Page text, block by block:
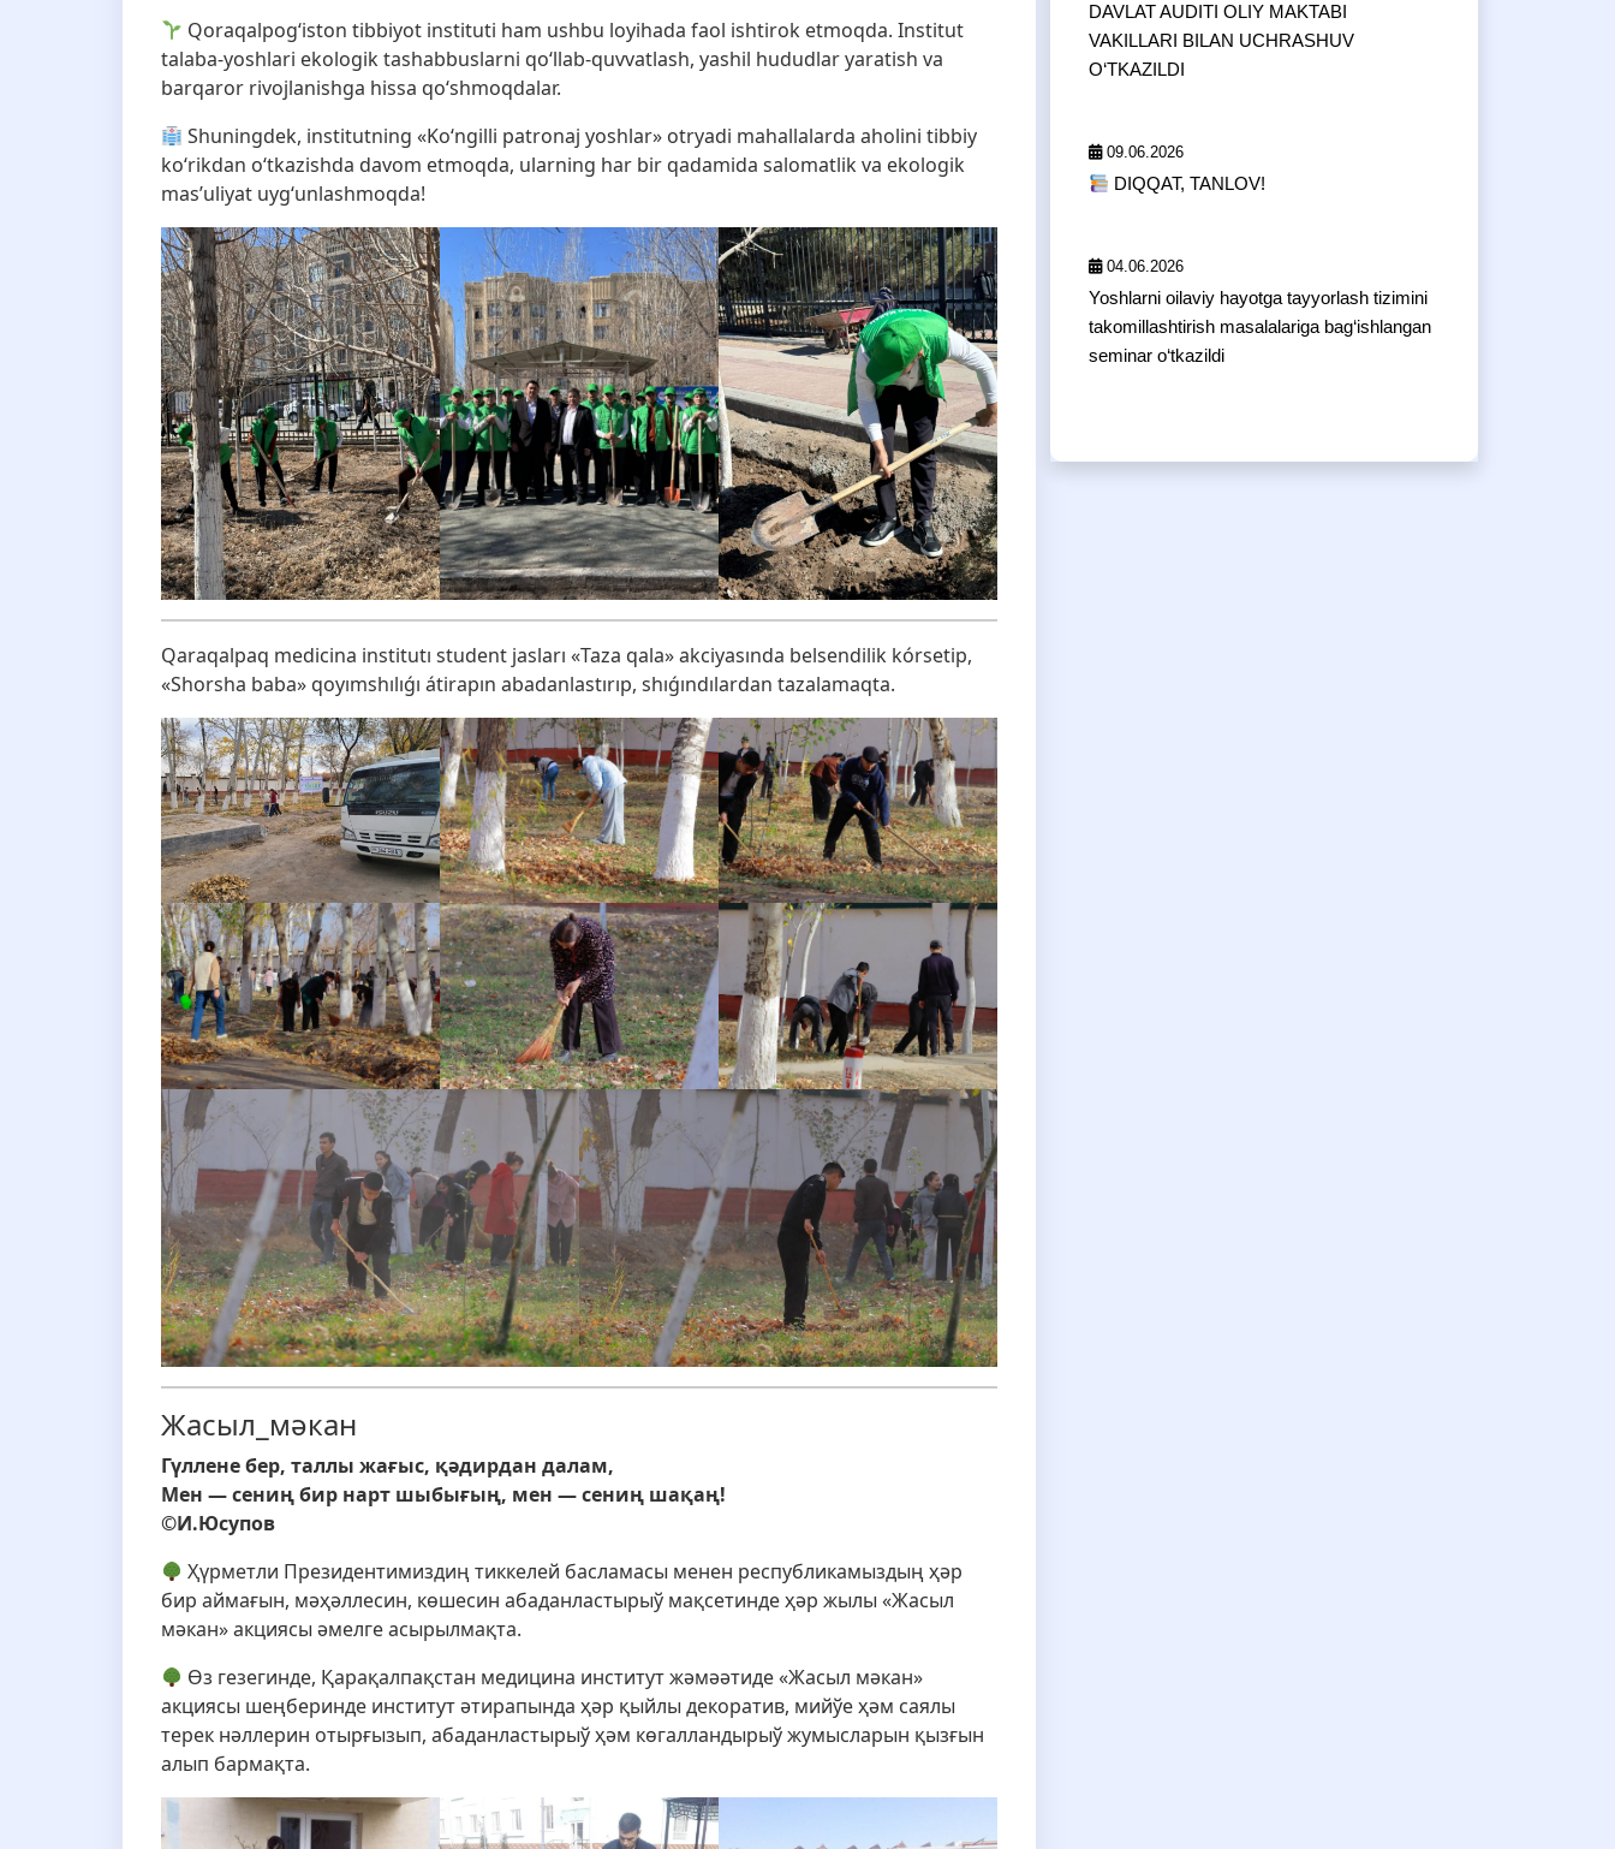
Qoraqalpog‘iston tibbiyot instituti ham ushbu loyihada faol ishtirok etmoqda. Institut
talaba-yoshlari ekologik tashabbuslarni qo‘llab-quvvatlash, yashil hududlar yaratish va
barqaror rivojlanishga hissa qo‘shmoqdalar.
Shuningdek, institutning «Ko‘ngilli patronaj yoshlar» otryadi mahallalarda aholini tibbiy
ko‘rikdan o‘tkazishda davom etmoqda, ularning har bir qadamida salomatlik va ekologik
mas’uliyat uyg‘unlashmoqda!
Qaraqalpaq medicina institutı student jasları «Taza qala» akciyasında belsendilik kórsetip,
«Shorsha baba» qoyımshılıǵı átirapın abadanlastırıp, shıǵındılardan tazalamaqta.
Жасыл_мәкан
Гүллене бер, таллы жағыс, қәдирдан далам,
Мен — сениң бир нарт шыбығың, мен — сениң шақаң!
©️И.Юсупов
Ҳүрметли Президентимиздиң тиккелей басламасы менен республикамыздың ҳәр
бир аймағын, мәҳәллесин, көшесин абаданластырыў мақсетинде ҳәр жылы «Жасыл
мәкан» акциясы әмелге асырылмақта.
Өз гезегинде, Қарақалпақстан медицина институт жәмәәтиде «Жасыл мәкан»
акциясы шеңберинде институт әтирапында ҳәр қыйлы декоратив, мийўе ҳәм саялы
терек нәллерин отырғызып, абаданластырыў ҳәм көгалландырыў жумысларын қызғын
алып бармақта.
DAVLAT AUDITI OLIY MAKTABI
VAKILLARI BILAN UCHRASHUV
O‘TKAZILDI
09.06.2026
DIQQAT, TANLOV!
04.06.2026
Yoshlarni oilaviy hayotga tayyorlash tizimini
takomillashtirish masalalariga bag‘ishlangan
seminar o‘tkazildi